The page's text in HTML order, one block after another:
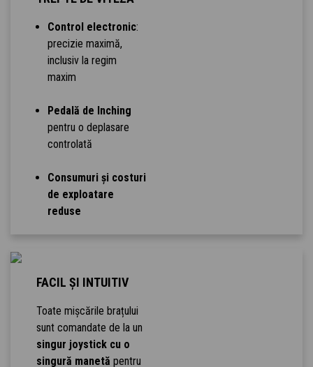
Control electronic:
precizie maximă,
inclusiv la regim
maxim
Pedală de Inching
pentru o deplasare
controlată
Consumuri și costuri
de exploatare
reduse
FACIL ȘI INTUITIV
Toate mișcările brațului
sunt comandate de la un
singur joystick cu o
singură manetă pentru